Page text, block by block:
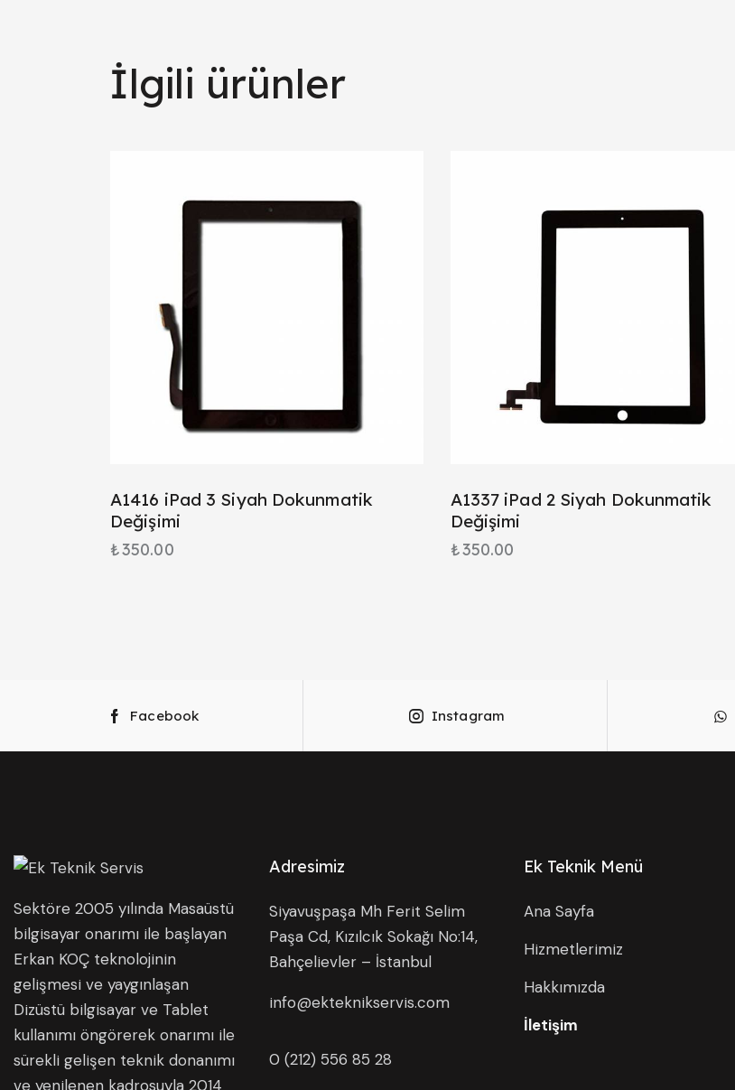
İlgili ürünler
A1416 iPad 3 Siyah Dokunmatik
Değişimi
₺350.00
A1337 iPad 2 Siyah Dokunmatik
Değişimi
₺350.00
Facebook Instagram
Sektöre 2005 yılında Masaüstü
bilgisayar onarımı ile başlayan
Erkan KOÇ teknolojinin
gelişmesi ve yaygınlaşan
Dizüstü bilgisayar ve Tablet
kullanımı öngörerek onarımı ile
sürekli gelişen teknik donanımı
ve yenilenen kadrosuyla 2014
Adresimiz
Siyavuşpaşa Mh Ferit Selim
Paşa Cd, Kızılcık Sokağı No:14,
Bahçelievler – İstanbul
info@ekteknikservis.com
0 (212) 556 85 28
Ek Teknik Menü
Ana Sayfa
Hizmetlerimiz
Hakkımızda
İletişim